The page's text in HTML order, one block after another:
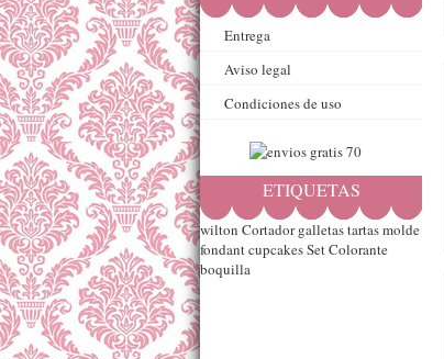
Entrega
Aviso legal
Condiciones de uso
ETIQUETAS
wilton Cortador galletastartasmolde
fondantcupcakesSetColorante
boquilla